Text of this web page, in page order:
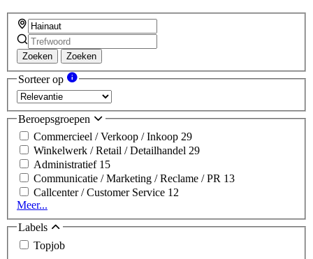
Zoeken Zoeken
Sorteer op
Beroepsgroepen
Commercieel / Verkoop / Inkoop 29
Winkelwerk / Retail / Detailhandel 29
Administratief 15
Communicatie / Marketing / Reclame / PR 13
Callcenter / Customer Service 12
Meer...
Labels
Topjob